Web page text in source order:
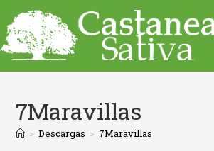
7Maravillas
> Descargas > 7Maravillas